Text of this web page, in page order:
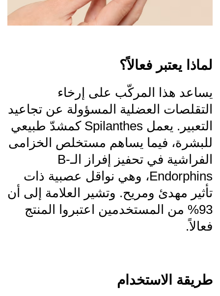
لماذا يعتبر فعالاً؟
يساعد هذا المركّب على إرخاء
التقلصات العضلية المسؤولة عن تجاعيد
التعبير. يعمل Spilanthes كمشدّ طبيعي
للبشرة، فيما يساهم مستخلص الخزامى
الفراشية في تحفيز إفراز الـB-
Endorphins، وهي نواقل عصبية ذات
تأثير مهدئ ومريح. وتشير العلامة إلى أن
93% من المستخدمين اعتبروا المنتج
فعالاً.
طريقة الاستخدام